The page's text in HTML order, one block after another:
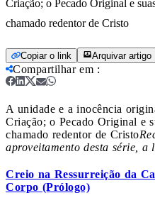
Criação; o Pecado Original e
chamado redentor de Cristo
Copiar o link Arquivar artigo
Compartilhar em :
A unidade e a inocência
Criação; o Pecado Original e
chamado redentor de Cristo
aproveitamento desta série,
Creio na Ressurreição da
Corpo (Prólogo)